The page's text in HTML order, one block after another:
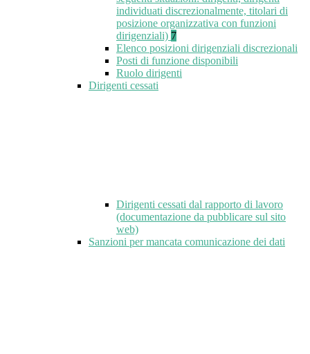
individuati discrezionalmente, titolari di
posizione organizzativa con funzioni
dirigenziali) 7
Elenco posizioni dirigenziali discrezionali
Posti di funzione disponibili
Ruolo dirigenti
Dirigenti cessati
Dirigenti cessati dal rapporto di lavoro
(documentazione da pubblicare sul sito
web)
Sanzioni per mancata comunicazione dei dati